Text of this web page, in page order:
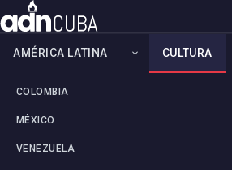
AMÉRICA LATINA
COLOMBIA
MÉXICO
VENEZUELA
CULTURA